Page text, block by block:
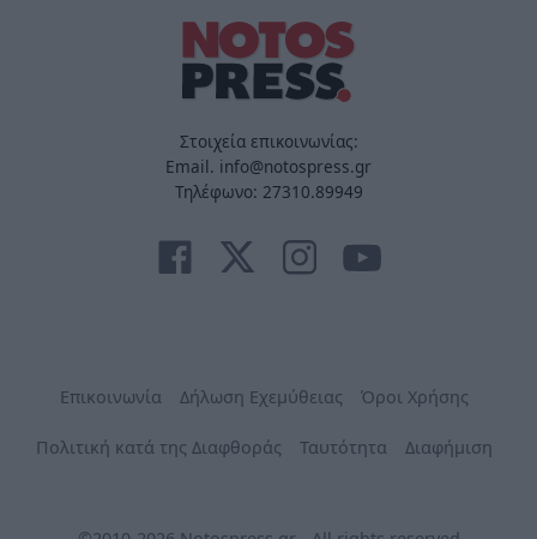
Στοιχεία επικοινωνίας:
Email. info@notospress.gr
Τηλέφωνο: 27310.89949
Επικοινωνία Δήλωση Εχεμύθειας Όροι Χρήσης
Πολιτική κατά της Διαφθοράς Ταυτότητα Διαφήμιση